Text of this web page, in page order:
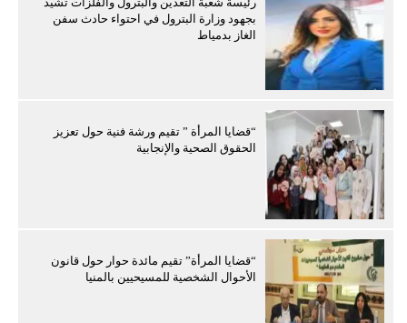
بجهود وزارة البترول في احتواء حادث سفن
الغاز بدمياط
“قضايا المرأة ” تقيم ورشة فنية حول تعزيز
الحقوق الصحية والإنجابية
“قضايا المرأة” تقيم مائدة حوار حول قانون
الأحوال الشخصية للمسيحيين بالمنيا